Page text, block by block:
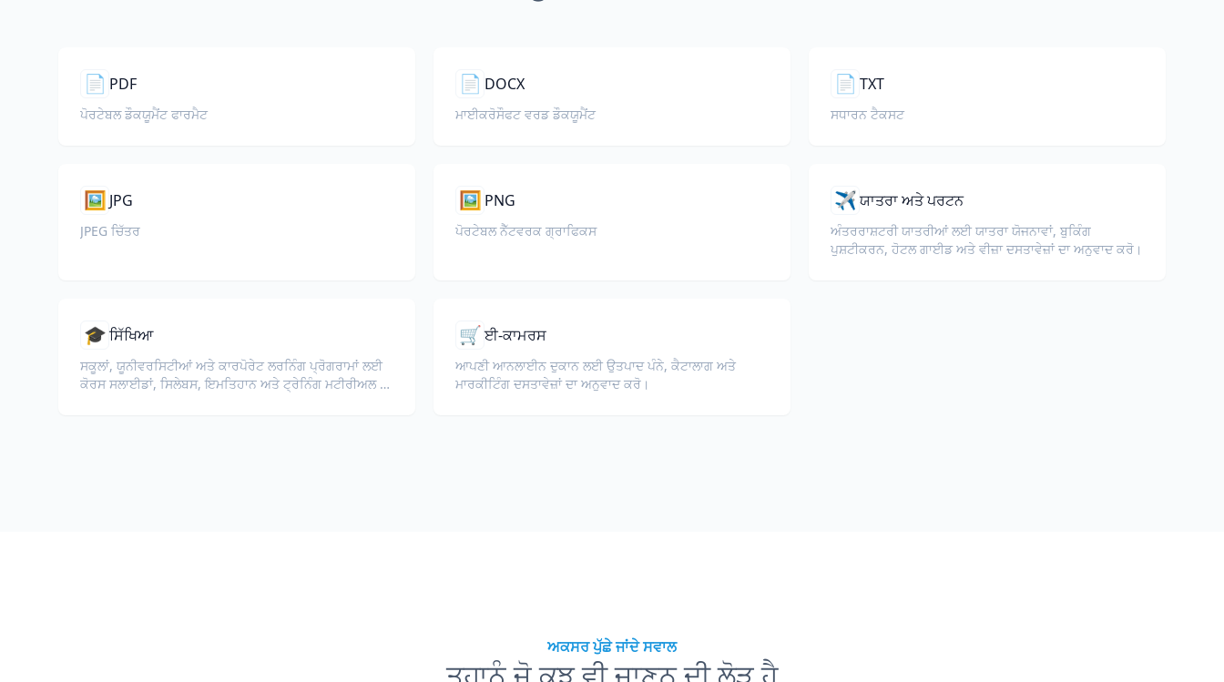
📄 PDF
ਪੋਰਟੇਬਲ ਡੌਕਯੂਮੈਂਟ ਫਾਰਮੈਟ
📄 DOCX
ਮਾਈਕਰੋਸੌਫਟ ਵਰਡ ਡੌਕਯੂਮੈਂਟ
📄 TXT
ਸਧਾਰਨ ਟੈਕਸਟ
🖼️ JPG
JPEG ਚਿੱਤਰ
🖼️ PNG
ਪੋਰਟੇਬਲ ਨੈੱਟਵਰਕ ਗ੍ਰਾਫਿਕਸ
✈️ਯਾਤਰਾ ਅਤੇ ਪਰਟਨ
ਅੰਤਰਰਾਸ਼ਟਰੀ ਯਾਤਰੀਆਂ ਲਈ ਯਾਤਰਾ ਯੋਜਨਾਵਾਂ, ਬੁਕਿੰਗ
ਪੁਸ਼ਟੀਕਰਨ, ਹੋਟਲ ਗਾਈਡ ਅਤੇ ਵੀਜ਼ਾ ਦਸਤਾਵੇਜ਼ਾਂ ਦਾ ਅਨੁਵਾਦ ਕਰੋ।
🎓ਸਿੱਖਿਆ
ਸਕੂਲਾਂ, ਯੂਨੀਵਰਸਿਟੀਆਂ ਅਤੇ ਕਾਰਪੋਰੇਟ ਲਰਨਿੰਗ ਪ੍ਰੋਗਰਾਮਾਂ ਲਈ
ਕੋਰਸ ਸਲਾਈਡਾਂ, ਸਿਲੇਬਸ, ਇਮਤਿਹਾਨ ਅਤੇ ਟ੍ਰੇਨਿੰਗ ਮਟੀਰੀਅਲ ਦਾ
🛒ਈ-ਕਾਮਰਸ
ਆਪਣੀ ਆਨਲਾਈਨ ਦੁਕਾਨ ਲਈ ਉਤਪਾਦ ਪੰਨੇ, ਕੈਟਾਲਾਗ ਅਤੇ
ਮਾਰਕੀਟਿੰਗ ਦਸਤਾਵੇਜ਼ਾਂ ਦਾ ਅਨੁਵਾਦ ਕਰੋ।
ਅਕਸਰ ਪੁੱਛੇ ਜਾਂਦੇ ਸਵਾਲ